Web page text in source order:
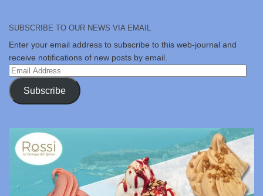
SUBSCRIBE TO OUR NEWS VIA EMAIL
Enter your email address to subscribe to this web-journal and
receive notifications of new posts by email.
Email
Address
Subscribe